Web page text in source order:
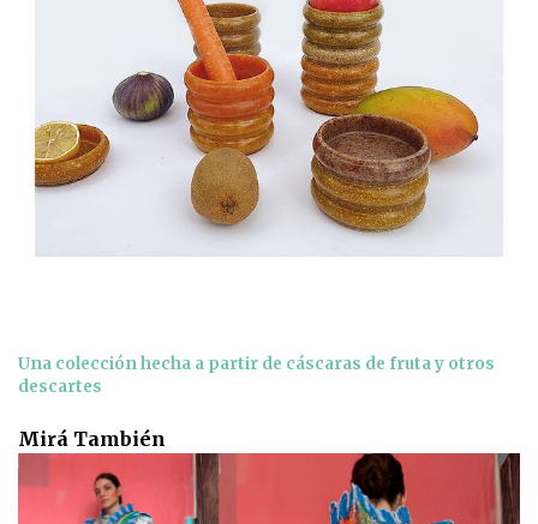
Una colección hecha a partir de cáscaras de fruta y otros
descartes
Mirá También